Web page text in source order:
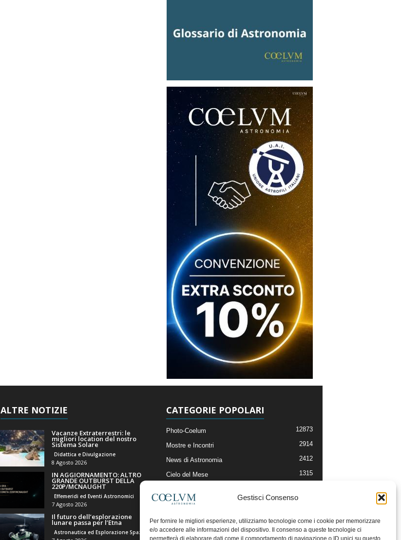
Gestisci Consenso
Per fornire le migliori esperienze, utilizziamo tecnologie come i cookie per memorizzare
e/o accedere alle informazioni del dispositivo. Il consenso a queste tecnologie ci
permetterà di elaborare dati come il comportamento di navigazione o ID unici su questo
ALTRE NOTIZIE
Vacanze Extraterrestri: le
migliori location del nostro
Sistema Solare
Didattica e Divulgazione
8 Agosto 2026
IN AGGIORNAMENTO: ALTRO
GRANDE OUTBURST DELLA
220P/MCNAUGHT
Effemeridi ed Eventi Astronomici
7 Agosto 2026
Il futuro dell’esplorazione
lunare passa per l’Etna
CATEGORIE POPOLARI
Photo-Coelum 12873
Mostre e Incontri 2914
News di Astronomia 2412
Cielo del Mese 1315
Articoli e Risorse On-Line
Il Blog della Redazione